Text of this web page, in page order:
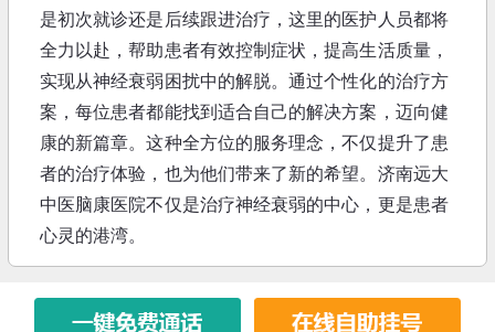
是初次就诊还是后续跟进治疗，这里的医护人员都将
全力以赴，帮助患者有效控制症状，提高生活质量，
实现从神经衰弱困扰中的解脱。通过个性化的治疗方
案，每位患者都能找到适合自己的解决方案，迈向健
康的新篇章。这种全方位的服务理念，不仅提升了患
者的治疗体验，也为他们带来了新的希望。济南远大
中医脑康医院不仅是治疗神经衰弱的中心，更是患者
心灵的港湾。